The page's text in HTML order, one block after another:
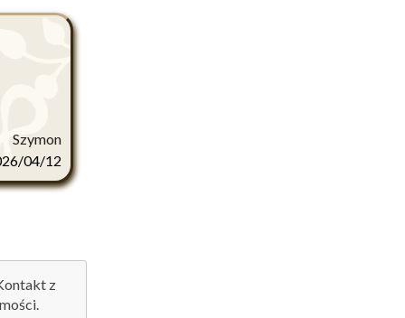
Szymon
04/12
z